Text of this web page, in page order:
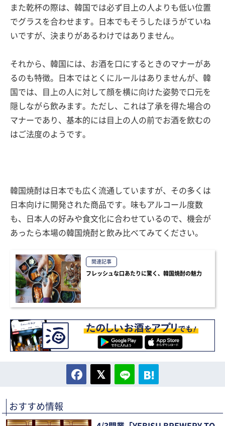
また乾杯の際は、韓国では必ず目上の人よりも低い位置
でグラスを合わせます。日本でもそうしたほうがていね
いですが、決まりがあるわけではありません。
それから、韓国には、お酒を口にするときのマナーがあ
るのも特徴。日本ではとくにルールはありませんが、韓
国では、目上の人に対して顔を横に向けた姿勢で口元を
隠しながら飲みます。ただし、これは了承を得た場合の
マナーであり、基本的には目上の人の前でお酒を飲むの
はご法度のようです。
韓国焼酎は日本でも広く流通していますが、その多くは
日本向けに開発された商品です。味もアルコール度数
も、日本人の好みや食文化に合わせているので、機会が
あったら本場の韓国焼酎と飲み比べてみてください。
関連記事
フレッシュな口あたりに驚く、韓国焼酎の魅力
おすすめ情報